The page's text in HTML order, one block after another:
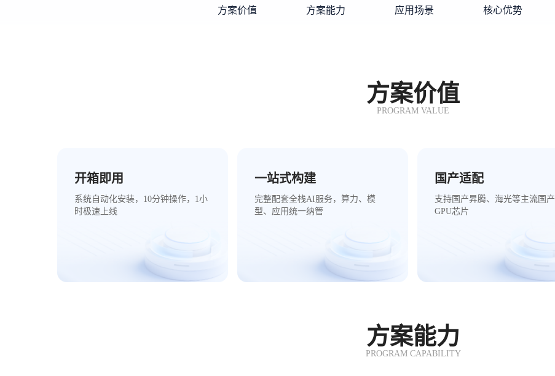
方案价值 方案能力 应用场景 核心优势
方案价值
PROGRAM VALUE
开箱即用
系统自动化安装，10分钟操作，1小
时极速上线
一站式构建
完整配套全栈AI服务，算力、模
型、应用统一纳管
国产适配
支持国产昇腾、海光等主流国产
GPU芯片
方案能力
PROGRAM CAPABILITY